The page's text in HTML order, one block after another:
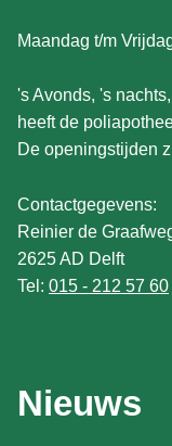
Maandag t/m
's Avonds, 's
heeft de
De openingstijden
Contactgegevens:
Reinier de
2625 AD Delft
Tel: 015 - 212 57 60
Nieuws